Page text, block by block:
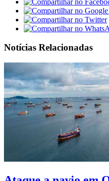
Notícias Relacionadas